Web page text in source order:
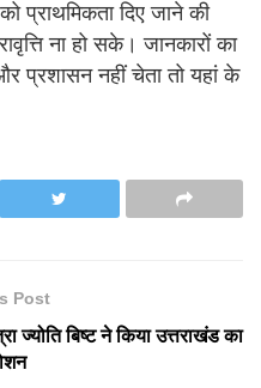
प्राथमिकता दिए जाने की
ना हो सके। जानकारों का
प्रशासन नहीं चेता तो यहां के
Post
ज्योति बिष्ट ने किया उत्तराखंड का